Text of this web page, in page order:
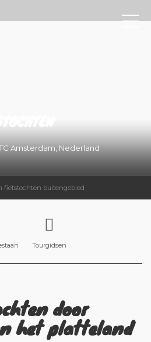
TC Amsterdam, Nederland
fietstochten buitengebied
Tourgidsen
door
het platteland